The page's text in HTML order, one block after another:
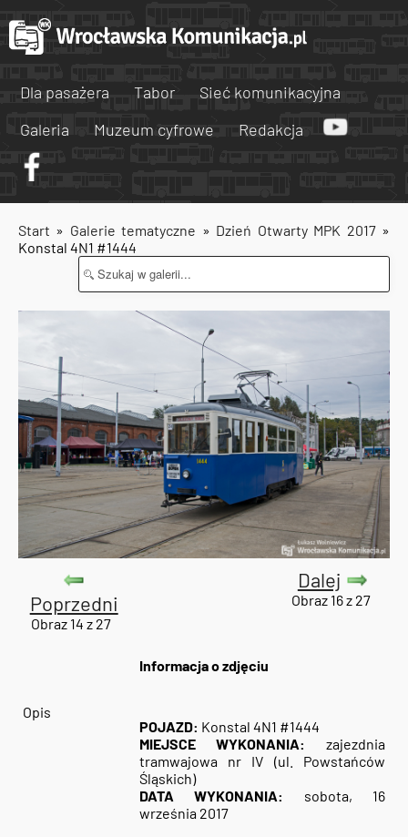
Dla pasażera Tabor
Sieć komunikacyjna
Galeria
Muzeum cyfrowe Redakcja
Start » Galerie tematyczne » Dzień Otwarty MPK 2017»
Konstal 4N1 #1444
Poprzedni
Obraz 14 z 27
Dalej
Obraz 16 z 27
Informacja o zdjęciu
Opis
POJAZD: Konstal 4N1 #1444
MIEJSCE WYKONANIA:
zajezdnia
tramwajowa nr IV (ul. Powstańców
Śląskich)
DATA WYKONANIA:
sobota, 16
września 2017